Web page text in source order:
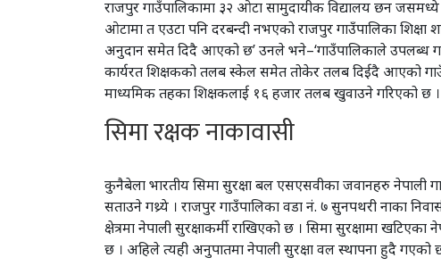
राजपुर गाउँपालिकामा ३२ ओटा सामुदायीक विद्यालय छन
ओटामा त एउटा पनि दरबन्दी नभएको राजपुर गाउँपालिका
अनुदान समेत दिदै आएको छ’ उनले भने–‘गाउँपालिकाले उपलब्ध
कार्यरत शिक्षकको तलब स्केल समेत तोकेर तलब दिईदै आएको
माध्यमिक तहका शिक्षकलाई १६ हजार तलब खुवाउने गरिएको छ ।
सिमा रक्षक नाकावासी
कुनैबेला भारतीय सिमा सुरक्षा बल एसएसवीका जवानहरु नेपाली
सताउने गथ्र्ये । राजपुर गाउँपालिका वडा नं. ७ सुनपथरी नाका
क्षेत्रमा नेपाली सुरक्षाकर्मी राखिएको छ । सिमा सुरक्षामा
छ । अहिले त्यही अनुपातमा नेपाली सुरक्षा वल स्थापना हुदै गएको